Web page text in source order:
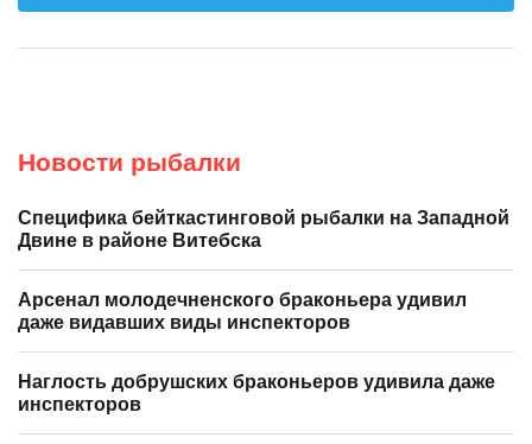
Новости рыбалки
Специфика бейткастинговой рыбалки на Западной
Двине в районе Витебска
Арсенал молодечненского браконьера удивил
даже видавших виды инспекторов
Наглость добрушских браконьеров удивила даже
инспекторов